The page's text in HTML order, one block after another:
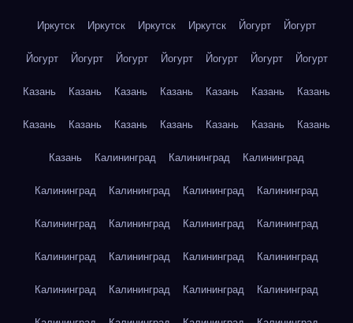
Иркутск Иркутск Иркутск Иркутск Йогурт Йогурт
Йогурт Йогурт Йогурт Йогурт Йогурт Йогурт Йогурт
Казань Казань Казань Казань Казань Казань Казань
Казань Казань Казань Казань Казань Казань Казань
Казань Калининград Калининград Калининград
Калининград Калининград Калининград Калининград
Калининград Калининград Калининград Калининград
Калининград Калининград Калининград Калининград
Калининград Калининград Калининград Калининград